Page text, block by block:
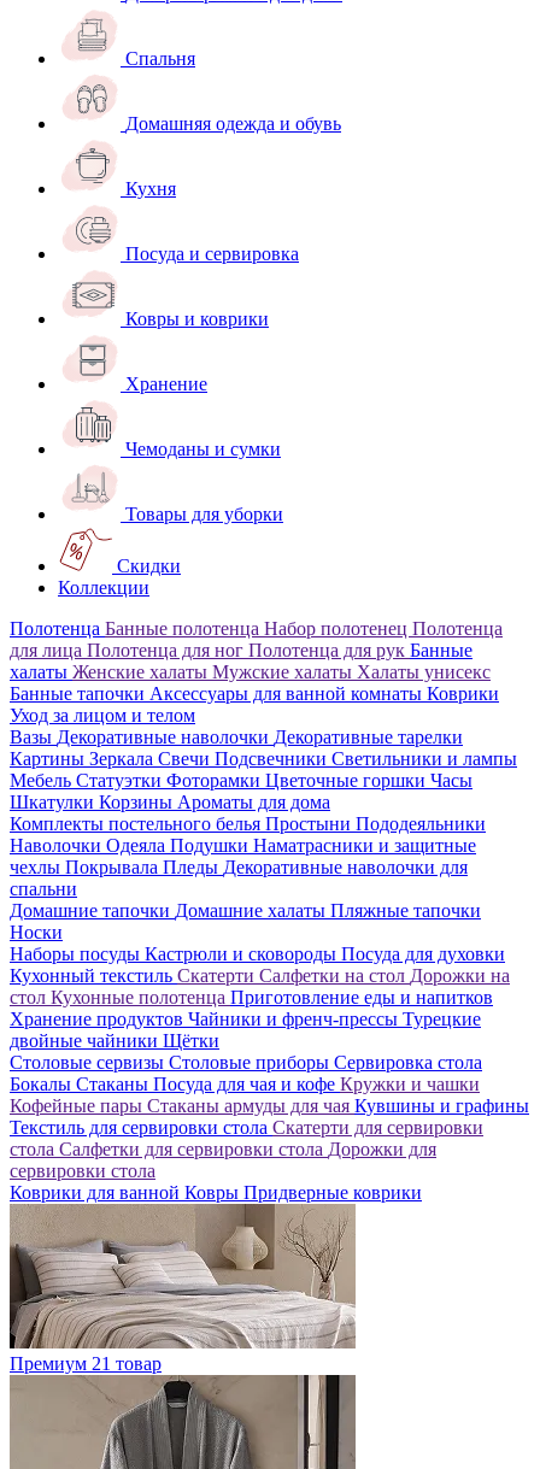
Спальня
Домашняя одежда и обувь
Кухня
Посуда и сервировка
Ковры и коврики
Хранение
Чемоданы и сумки
Товары для уборки
Скидки
Коллекции
Полотенца Банные полотенца Набор полотенец Полотенца
для лица Полотенца для ног Полотенца для рук Банные
халаты Женские халаты Мужские халаты Халаты унисекс
Банные тапочки Аксессуары для ванной комнаты Коврики
Уход за лицом и телом
Вазы Декоративные наволочки Декоративные тарелки
Картины Зеркала Свечи Подсвечники Светильники и лампы
Мебель Статуэтки Фоторамки Цветочные горшки Часы
Шкатулки Корзины Ароматы для дома
Комплекты постельного белья Простыни Пододеяльники
Наволочки Одеяла Подушки Наматрасники и защитные
чехлы Покрывала Пледы Декоративные наволочки для
спальни
Домашние тапочки Домашние халаты Пляжные тапочки
Носки
Наборы посуды Кастрюли и сковороды Посуда для духовки
Кухонный текстиль Скатерти Салфетки на стол Дорожки на
стол Кухонные полотенца Приготовление еды и напитков
Хранение продуктов Чайники и френч-прессы Турецкие
двойные чайники Щётки
Столовые сервизы Столовые приборы Сервировка стола
Бокалы Стаканы Посуда для чая и кофе Кружки и чашки
Кофейные пары Стаканы армуды для чая Кувшины и графины
Текстиль для сервировки стола Скатерти для сервировки
стола Салфетки для сервировки стола Дорожки для
сервировки стола
Коврики для ванной Ковры Придверные коврики
Премиум 21 товар